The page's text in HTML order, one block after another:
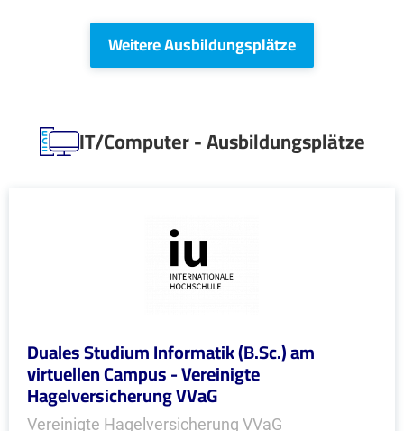
Weitere Ausbildungsplätze
IT/Computer - Ausbildungsplätze
Duales Studium Informatik (B.Sc.) am
virtuellen Campus - Vereinigte
Hagelversicherung VVaG
Vereinigte Hagelversicherung VVaG